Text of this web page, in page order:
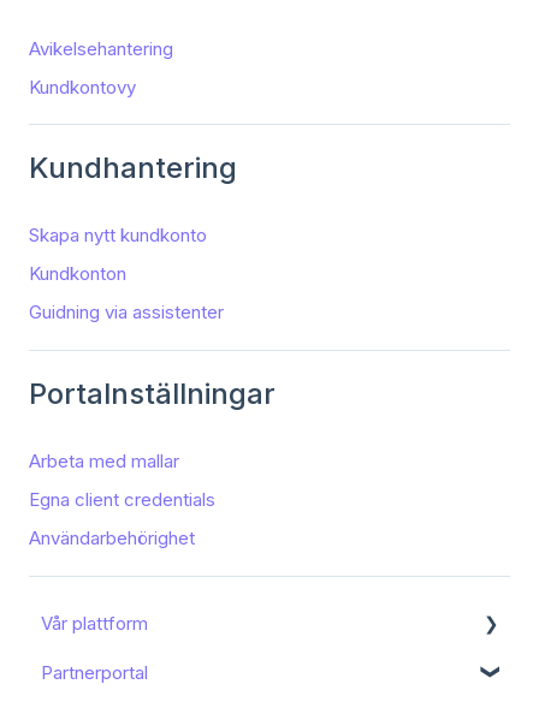
Avikelsehantering
Kundkontovy
Kundhantering
Skapa nytt kundkonto
Kundkonton
Guidning via assistenter
Portalnställningar
Arbeta med mallar
Egna client credentials
Användarbehörighet
Vår plattform
Kom igång
Partnerportal